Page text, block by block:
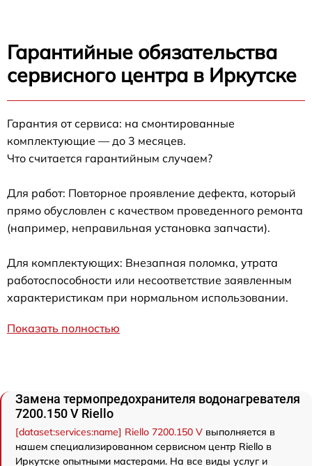
Гарантийные обязательства
сервисного центра в Иркутске
Гарантия от сервиса: на смонтированные
комплектующие — до 3 месяцев.
Что считается гарантийным случаем?
Для работ: Повторное проявление дефекта, который
прямо обусловлен с качеством проведенного ремонта
(например, неправильная установка запчасти).
Для комплектующих: Внезапная поломка, утрата
работоспособности или несоответствие заявленным
характеристикам при нормальном использовании.
Показать полностью
Замена термопредохранителя водонагревателя
7200.150 V Riello
[dataset:services:name] Riello 7200.150 V выполняется в
нашем специализированном сервисном центр Riello в
Иркутске опытными мастерами. На все виды услуг и